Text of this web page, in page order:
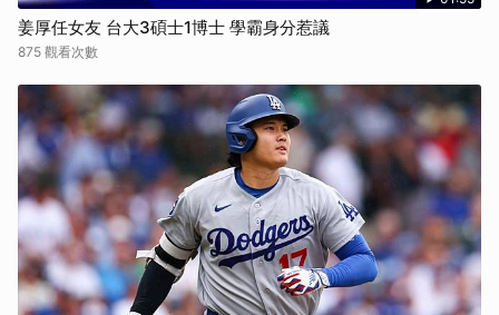
姜厚任女友 台大3碩士1博士 學霸身分惹議
875 觀看次數